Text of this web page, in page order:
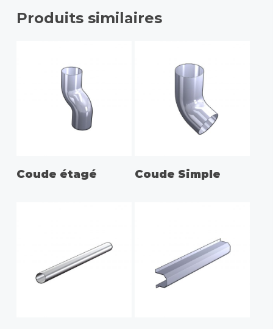
Produits similaires
Coude étagé CHOIX DES OPTIONS
Coude Simple